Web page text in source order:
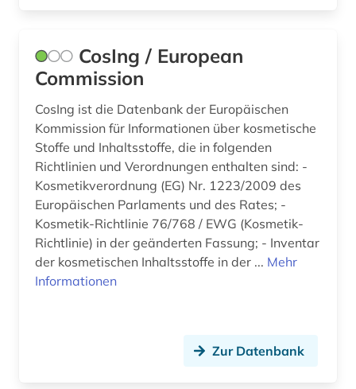
umweltschutz (1)
unfallmedizin (1)
usa (1)
vergiftung (2)
verhalten (1)
versuchstiere (1)
vorabdruck (1)
CosIng / European
Commission
CosIng ist die Datenbank der Europäischen
Kommission für Informationen über kosmetische
Stoffe und Inhaltsstoffe, die in folgenden
Richtlinien und Verordnungen enthalten sind: -
Kosmetikverordnung (EG) Nr. 1223/2009 des
Europäischen Parlaments und des Rates; -
Kosmetik-Richtlinie 76/768 / EWG (Kosmetik-
Richtlinie) in der geänderten Fassung; - Inventar
der kosmetischen Inhaltsstoffe in der ... Mehr
Informationen
Zur Datenbank